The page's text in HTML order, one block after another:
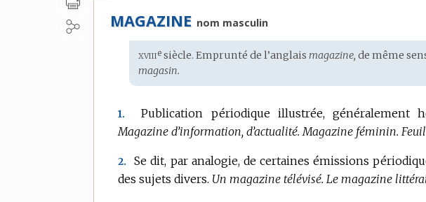
MAGAZINE nom masculin
Étymologie
:
xviiie siècle. Emprunté de l’anglais magazine, de même
magasin.
1.
Publication périodique illustrée, généralement
Magazine d’information, d’actualité. Magazine féminin.
2.
Se dit, par analogie, de certaines émissions
des sujets divers. Un magazine télévisé. Le magazine